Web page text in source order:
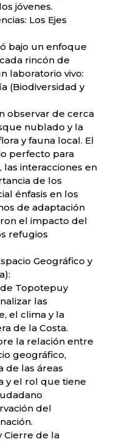
jóvenes.
Los Ejes
bajo un enfoque
rincón de
laboratorio vivo:
(Biodiversidad y
observar de cerca
nublado y la
y fauna local. El
perfecto para
interacciones en
de los
énfasis en los
de adaptación
el impacto del
refugios
Geográfico y
Topotepuy
las
el clima y la
de la Costa.
la relación entre
geográfico,
de las áreas
y el rol que tiene
del
Cierre de la